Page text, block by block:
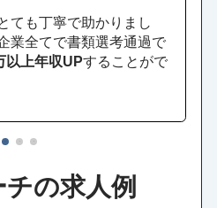
ても丁寧で助かりまし
業全てで書類選考通過で
以上年収UPすることがで
の求人例